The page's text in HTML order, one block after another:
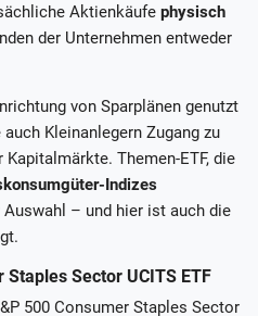
Aktienkäufe physisch
der Unternehmen entweder
von Sparplänen genutzt
Kleinanlegern Zugang zu
Themen-ETF, die
Indizes
– und hier ist auch die
Sector UCITS ETF
500 Consumer Staples Sector